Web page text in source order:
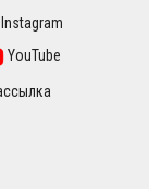
YouTube